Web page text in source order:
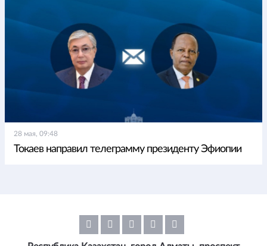
28 мая, 09:48
Токаев направил телеграмму президенту Эфиопии